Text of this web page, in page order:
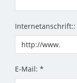
Internetanschrift::
E-Mail: *